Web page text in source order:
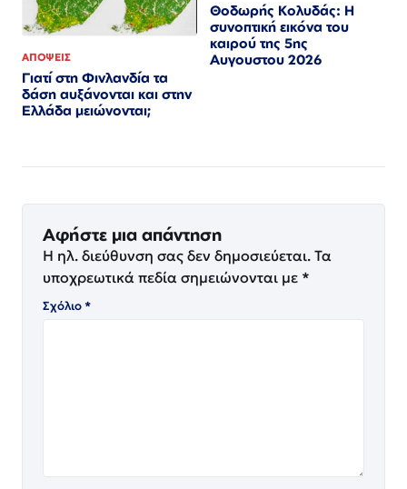
ΑΠΟΨΕΙΣ
Γιατί στη Φινλανδία τα
δάση αυξάνονται και στην
Ελλάδα μειώνονται;
Θοδωρής Κολυδάς: Η
συνοπτική εικόνα του
καιρού της 5ης
Αυγουστου 2026
Αφήστε μια απάντηση
Η ηλ. διεύθυνση σας δεν δημοσιεύεται. Τα
υποχρεωτικά πεδία σημειώνονται με *
Σχόλιο*